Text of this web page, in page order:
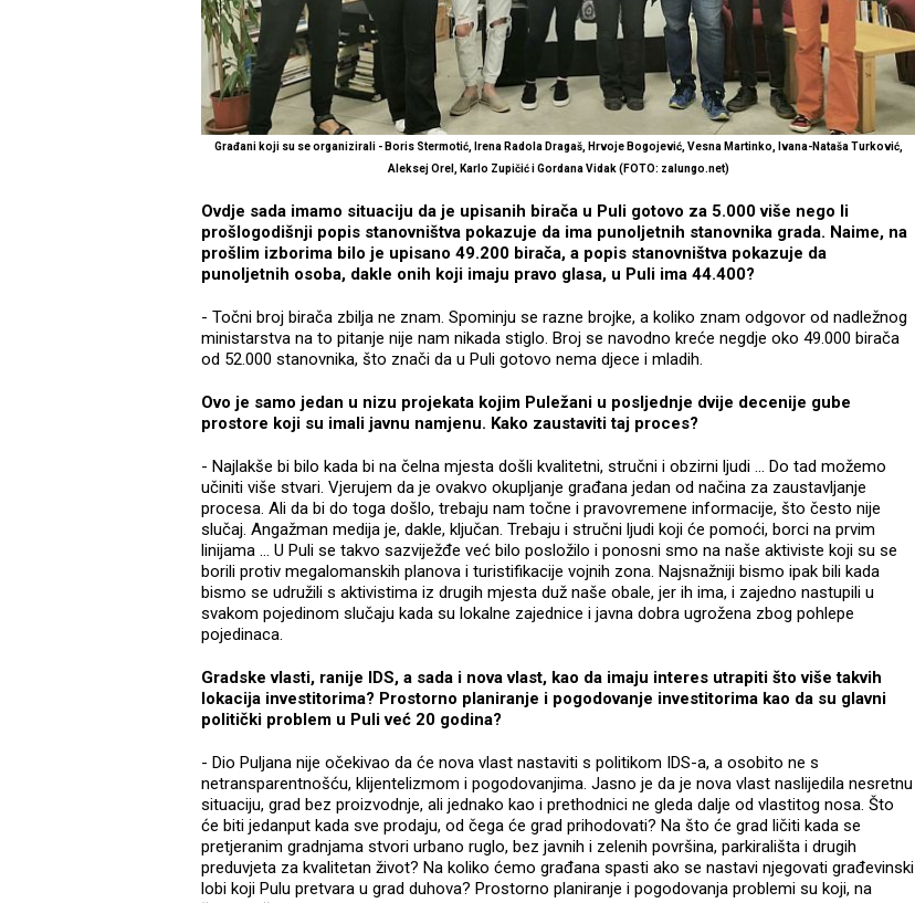
Građani koji su se organizirali - Boris Stermotić, Irena Radola Dragaš, Hrvoje Bogojević, Vesna Martinko, Ivana-Nataša Turković,
Aleksej Orel, Karlo Zupičić i Gordana Vidak (FOTO: zalungo.net)
Ovdje sada imamo situaciju da je upisanih birača u Puli gotovo za 5.000 više nego li
prošlogodišnji popis stanovništva pokazuje da ima punoljetnih stanovnika grada. Naime, na
prošlim izborima bilo je upisano 49.200 birača, a popis stanovništva pokazuje da
punoljetnih osoba, dakle onih koji imaju pravo glasa, u Puli ima 44.400?
- Točni broj birača zbilja ne znam. Spominju se razne brojke, a koliko znam odgovor od nadležnog
ministarstva na to pitanje nije nam nikada stiglo. Broj se navodno kreće negdje oko 49.000 birača
od 52.000 stanovnika, što znači da u Puli gotovo nema djece i mladih.
Ovo je samo jedan u nizu projekata kojim Puležani u posljednje dvije decenije gube
prostore koji su imali javnu namjenu. Kako zaustaviti taj proces?
- Najlakše bi bilo kada bi na čelna mjesta došli kvalitetni, stručni i obzirni ljudi … Do tad možemo
učiniti više stvari. Vjerujem da je ovakvo okupljanje građana jedan od načina za zaustavljanje
procesa. Ali da bi do toga došlo, trebaju nam točne i pravovremene informacije, što često nije
slučaj. Angažman medija je, dakle, ključan. Trebaju i stručni ljudi koji će pomoći, borci na prvim
linijama … U Puli se takvo sazviježđe već bilo posložilo i ponosni smo na naše aktiviste koji su se
borili protiv megalomanskih planova i turistifikacije vojnih zona. Najsnažniji bismo ipak bili kada
bismo se udružili s aktivistima iz drugih mjesta duž naše obale, jer ih ima, i zajedno nastupili u
svakom pojedinom slučaju kada su lokalne zajednice i javna dobra ugrožena zbog pohlepe
pojedinaca.
Gradske vlasti, ranije IDS, a sada i nova vlast, kao da imaju interes utrapiti što više takvih
lokacija investitorima? Prostorno planiranje i pogodovanje investitorima kao da su glavni
politički problem u Puli već 20 godina?
- Dio Puljana nije očekivao da će nova vlast nastaviti s politikom IDS-a, a osobito ne s
netransparentnošću, klijentelizmom i pogodovanjima. Jasno je da je nova vlast naslijedila nesretnu
situaciju, grad bez proizvodnje, ali jednako kao i prethodnici ne gleda dalje od vlastitog nosa. Što
će biti jedanput kada sve prodaju, od čega će grad prihodovati? Na što će grad ličiti kada se
pretjeranim gradnjama stvori urbano ruglo, bez javnih i zelenih površina, parkirališta i drugih
preduvjeta za kvalitetan život? Na koliko ćemo građana spasti ako se nastavi njegovati građevinski
lobi koji Pulu pretvara u grad duhova? Prostorno planiranje i pogodovanja problemi su koji, na